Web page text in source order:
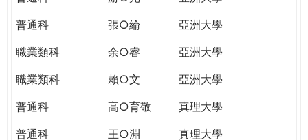
普通科
張○綸
亞洲大學
職業類科
余○睿
亞洲大學
職業類科
賴○文
亞洲大學
普通科
高○育敬
真理大學
普通科
王○淵
真理大學